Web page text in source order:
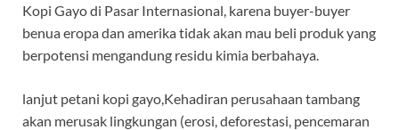
Kopi Gayo di Pasar Internasional, karena buyer-buyer
benua eropa dan amerika tidak akan mau beli produk yang
berpotensi mengandung residu kimia berbahaya.
lanjut petani kopi gayo,Kehadiran perusahaan tambang
akan merusak lingkungan (erosi, deforestasi, pencemaran